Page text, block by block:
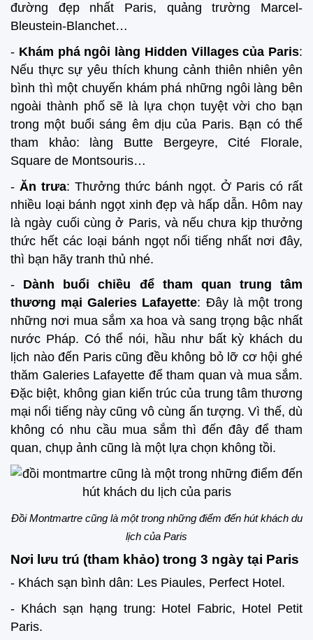
đường đẹp nhất Paris, quảng trường Marcel-
Bleustein-Blanchet…
- Khám phá ngôi làng Hidden Villages của Paris:
Nếu thực sự yêu thích khung cảnh thiên nhiên yên
bình thì một chuyến khám phá những ngôi làng bên
ngoài thành phố sẽ là lựa chọn tuyệt vời cho bạn
trong một buổi sáng êm dịu của Paris. Bạn có thể
tham khảo: làng Butte Bergeyre, Cité Florale,
Square de Montsouris…
- Ăn trưa: Thưởng thức bánh ngọt. Ở Paris có rất
nhiều loại bánh ngọt xinh đẹp và hấp dẫn. Hôm nay
là ngày cuối cùng ở Paris, và nếu chưa kịp thưởng
thức hết các loại bánh ngọt nổi tiếng nhất nơi đây,
thì bạn hãy tranh thủ nhé.
- Dành buổi chiều để tham quan trung tâm
thương mại Galeries Lafayette: Đây là một trong
những nơi mua sắm xa hoa và sang trọng bậc nhất
nước Pháp. Có thể nói, hầu như bất kỳ khách du
lịch nào đến Paris cũng đều không bỏ lỡ cơ hội ghé
thăm Galeries Lafayette để tham quan và mua sắm.
Đặc biệt, không gian kiến trúc của trung tâm thương
mại nổi tiếng này cũng vô cùng ấn tượng. Vì thế, dù
không có nhu cầu mua sắm thì đến đây để tham
quan, chụp ảnh cũng là một lựa chọn không tồi.
Đồi Montmartre cũng là một trong những điểm đến hút khách du
lịch của Paris
Nơi lưu trú (tham khảo) trong 3 ngày tại Paris
- Khách sạn bình dân: Les Piaules, Perfect Hotel.
- Khách sạn hạng trung: Hotel Fabric, Hotel Petit
Paris.